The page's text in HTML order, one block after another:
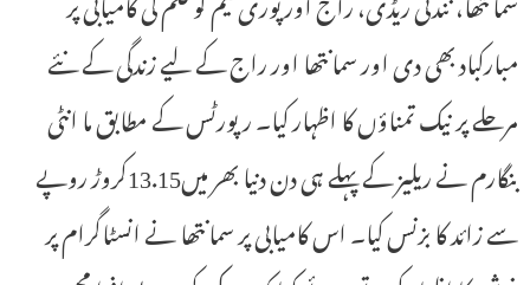
مبارکباد بھی دی اور سمانتھا اور راج کے لیے زندگی کے نئے
مرحلے پر نیک تمناؤں کا اظہار کیا۔ رپورٹس کے مطابق ما انٹی
بنگارم نے ریلیز کے پہلے ہی دن دنیا بھر میں13.15کروڑ روپے
سے زائد کا بزنس کیا۔ اس کامیابی پر سمانتھا نے انسٹاگرام پر